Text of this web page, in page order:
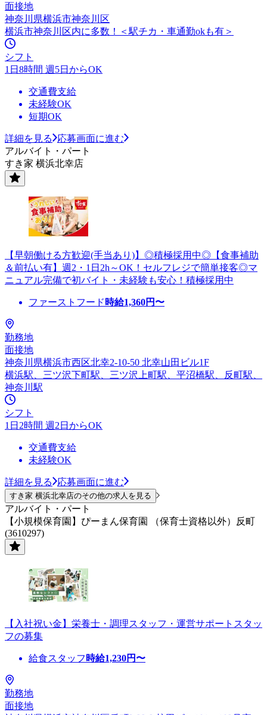
面接地
神奈川県横浜市神奈川区
横浜市神奈川区内に多数！＜駅チカ・車通勤okも有＞
シフト
1日8時間 週5日からOK
交通費支給
未経験OK
短期OK
詳細を見る
応募画面に進む
アルバイト・パート
すき家 横浜北幸店
【早朝働ける方歓迎(手当あり)】◎積極採用中◎【食事補助
＆前払い有】週2・1日2h～OK！セルフレジで簡単接客◎マ
ニュアル完備で初バイト・未経験も安心！積極採用中
ファーストフード 時給1,360円〜
勤務地
面接地
神奈川県横浜市西区北幸2-10-50 北幸山田ビル1F
横浜駅、三ツ沢下町駅、三ツ沢上町駅、平沼橋駅、反町駅、
神奈川駅
シフト
1日2時間 週2日からOK
交通費支給
未経験OK
詳細を見る 応募画面に進む
すき家 横浜北幸店のその他の求人を見る
アルバイト・パート
【小規模保育園】ぴーまん保育園 （保育士資格以外）反町
(3610297)
【入社祝い金】栄養士・調理スタッフ・運営サポートスタッ
フの募集
給食スタッフ 時給1,230円〜
勤務地
面接地